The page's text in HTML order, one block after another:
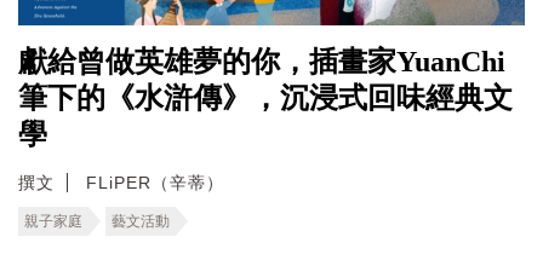
獻給曾做英雄夢的你，插畫家YuanChi
筆下的《水滸傳》，沉浸式回味經典文
學
撰文 FLiPER（辛蒂）
親子家庭 藝文活動